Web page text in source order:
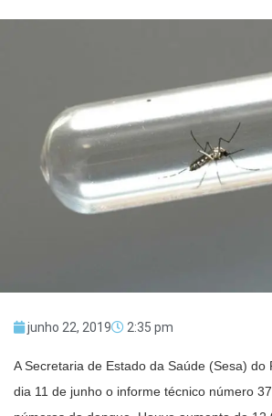
junho 22, 2019 2:35 pm
A Secretaria de Estado da Saúde (Sesa) do
dia 11 de junho o informe técnico número